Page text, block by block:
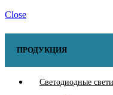
Close
ПРОДУКЦИЯ
Светодиодные